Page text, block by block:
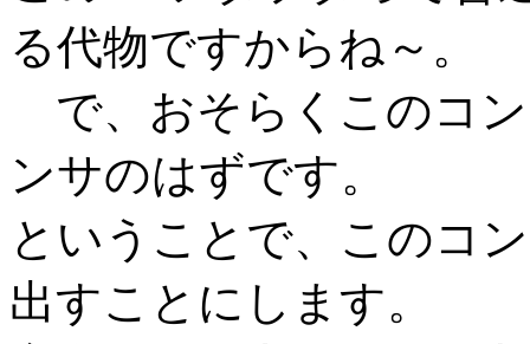
る代物ですからね～。
で、おそらくこのコ
ンサのはずです。
ということで、このコ
出すことにします。